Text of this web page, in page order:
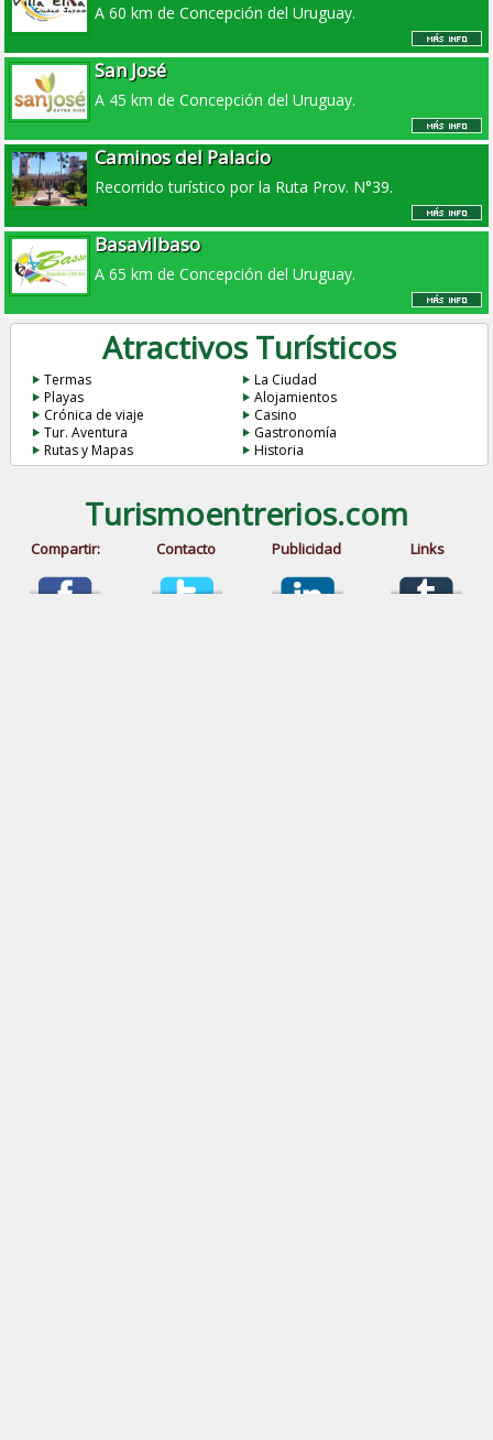
A 60 km de Concepción del Uruguay.
San José
A 45 km de Concepción del Uruguay.
Caminos del Palacio
Recorrido turístico por la Ruta Prov. N°39.
Basavilbaso
A 65 km de Concepción del Uruguay.
Atractivos Turísticos
Termas
La Ciudad
Playas
Alojamientos
Crónica de viaje
Casino
Tur. Aventura
Gastronomía
Rutas y Mapas
Historia
Turismoentrerios.com
Compartir: Contacto Publicidad Links